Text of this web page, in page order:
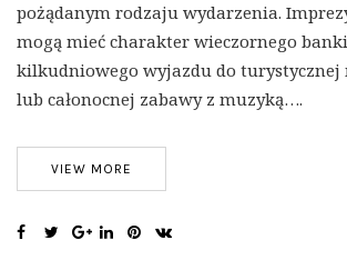
pożądanym rodzaju wydarzenia.
mogą mieć charakter wieczornego
kilkudniowego wyjazdu do turystycznej
lub całonocnej zabawy z muzyką….
VIEW MORE